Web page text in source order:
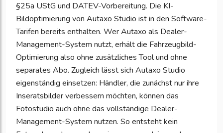
§25a UStG und DATEV-Vorbereitung. Die KI-
Bildoptimierung von Autaxo Studio ist in den Software-
Tarifen bereits enthalten. Wer Autaxo als Dealer-
Management-System nutzt, erhält die Fahrzeugbild-
Optimierung also ohne zusätzliches Tool und ohne
separates Abo. Zugleich lässt sich Autaxo Studio
eigenständig einsetzen: Händler, die zunächst nur ihre
Inseratsbilder verbessern möchten, können das
Fotostudio auch ohne das vollständige Dealer-
Management-System nutzen. So entsteht kein